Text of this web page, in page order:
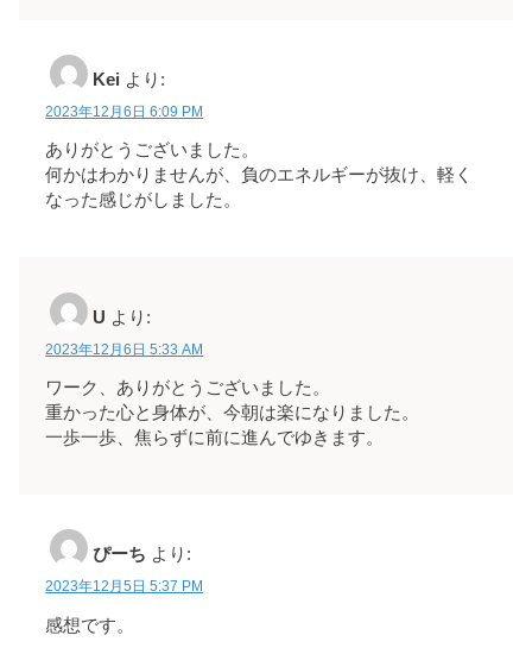
Kei より:
2023年12月6日 6:09 PM
ありがとうございました。
何かはわかりませんが、負のエネルギーが抜け、軽く
なった感じがしました。
U より:
2023年12月6日 5:33 AM
ワーク、ありがとうございました。
重かった心と身体が、今朝は楽になりました。
一歩一歩、焦らずに前に進んでゆきます。
ぴーち より:
2023年12月5日 5:37 PM
感想です。